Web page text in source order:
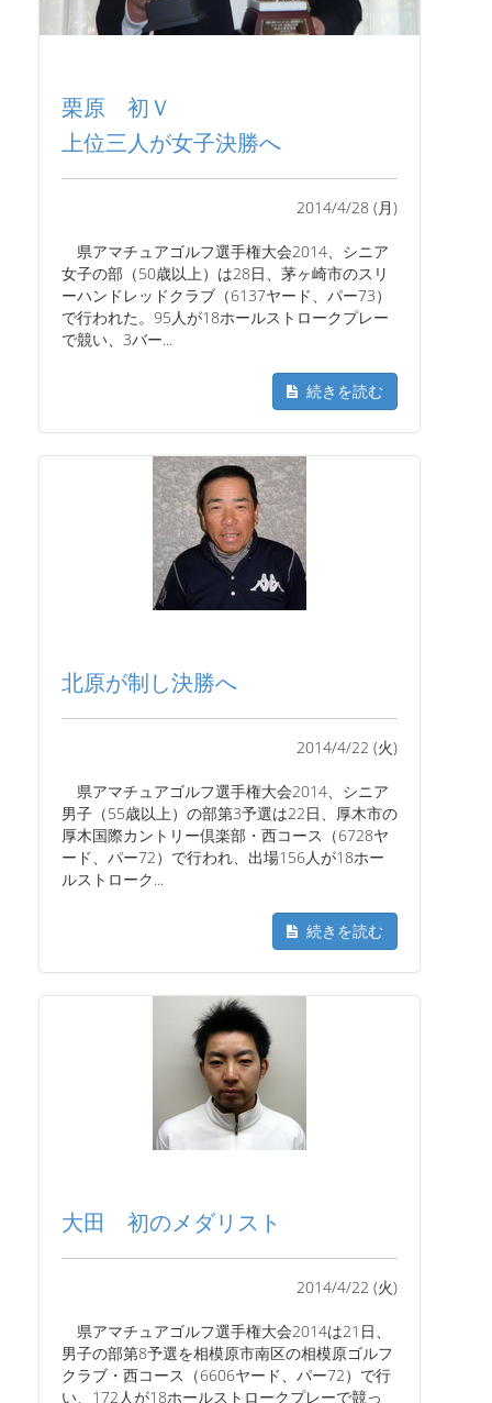
栗原 初Ｖ
上位三人が女子決勝へ
2014/4/28 (月)
県アマチュアゴルフ選手権大会2014、シニア
女子の部（50歳以上）は28日、茅ヶ崎市のスリ
ーハンドレッドクラブ（6137ヤード、パー73）
で行われた。95人が18ホールストロークプレー
で競い、3バー...
続きを読む
北原が制し決勝へ
2014/4/22 (火)
県アマチュアゴルフ選手権大会2014、シニア
男子（55歳以上）の部第3予選は22日、厚木市の
厚木国際カントリー倶楽部・西コース（6728ヤ
ード、パー72）で行われ、出場156人が18ホー
ルストローク...
続きを読む
大田 初のメダリスト
2014/4/22 (火)
県アマチュアゴルフ選手権大会2014は21日、
男子の部第8予選を相模原市南区の相模原ゴルフ
クラブ・西コース（6606ヤード、パー72）で行
い、172人が18ホールストロークプレーで競っ